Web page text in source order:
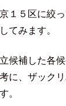
１５区に絞
てみます。
候補した各候
に、ザック
。